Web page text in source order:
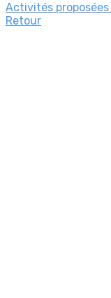
Activités proposées
Retour